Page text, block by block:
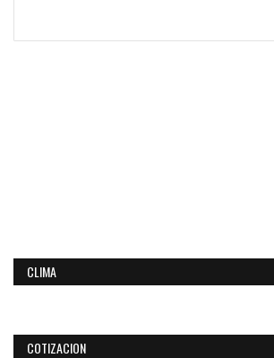
CLIMA
COTIZACION